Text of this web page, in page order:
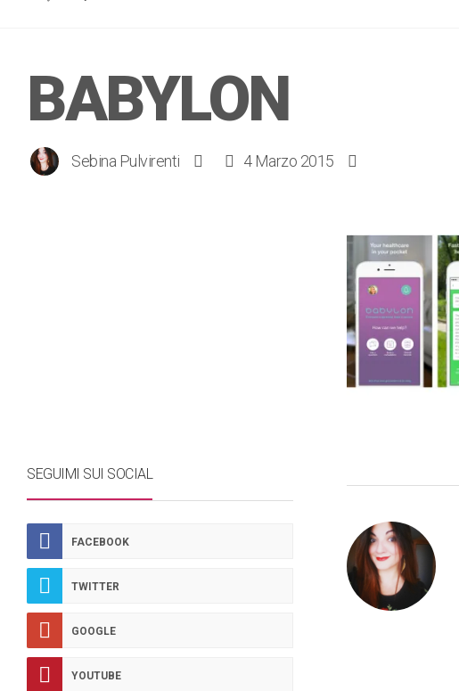
BABYLON
Sebina Pulvirenti 4 Marzo 2015
SEGUIMI SUI SOCIAL
FACEBOOK
TWITTER
GOOGLE
YOUTUBE